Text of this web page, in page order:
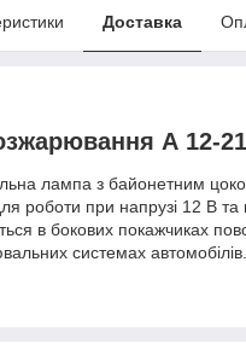
Доставка
А 12-
лампа з байонетним
роботи при напрузі 12 В та
в бокових покажчиках
системах автомобілів.